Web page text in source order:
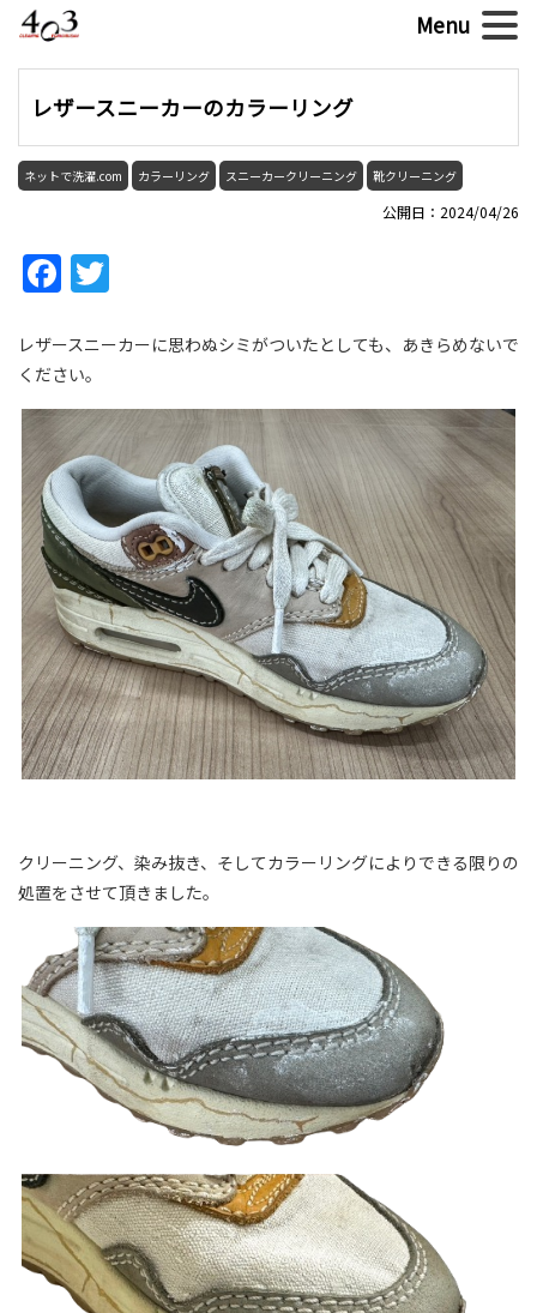
レザースニーカーのカラーリング
ネットで洗濯.com カラーリング スニーカークリーニング 靴クリーニング
公開日：2024/04/26
Facebook
レザースニーカーに思わぬシミがついたとしても、あきらめないで
ください。
クリーニング、染み抜き、そしてカラーリングによりできる限りの
処置をさせて頂きました。